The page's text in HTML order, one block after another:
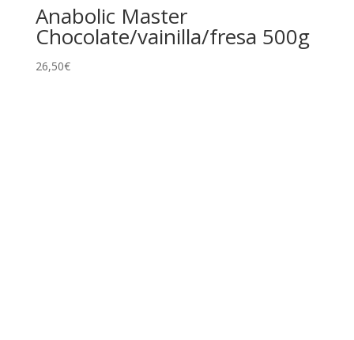
Anabolic Master
Chocolate/vainilla/fresa 500g
26,50€